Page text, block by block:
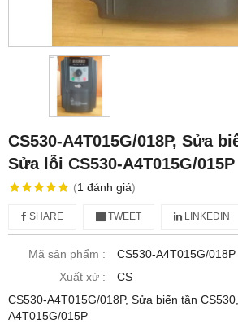
CS530-A4T015G/018P, Sửa
Sửa lỗi CS530-A4T015G/015P
(1 đánh giá)
SHARE TWEET LINKEDIN
Mã sản phẩm :
CS530-A4T015G/018P
Xuất xứ :
CS
CS530-A4T015G/018P, Sửa biến tần
A4T015G/015P